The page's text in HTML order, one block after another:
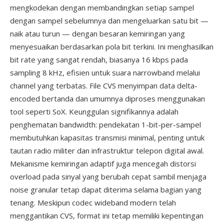
mengkodekan dengan membandingkan setiap sampel
dengan sampel sebelumnya dan mengeluarkan satu bit —
naik atau turun — dengan besaran kemiringan yang
menyesuaikan berdasarkan pola bit terkini. Ini menghasilkan
bit rate yang sangat rendah, biasanya 16 kbps pada
sampling 8 kHz, efisien untuk suara narrowband melalui
channel yang terbatas. File CVS menyimpan data delta-
encoded bertanda dan umumnya diproses menggunakan
tool seperti SoX. Keunggulan signifikannya adalah
penghematan bandwidth: pendekatan 1-bit-per-sampel
membutuhkan kapasitas transmisi minimal, penting untuk
tautan radio militer dan infrastruktur telepon digital awal.
Mekanisme kemiringan adaptif juga mencegah distorsi
overload pada sinyal yang berubah cepat sambil menjaga
noise granular tetap dapat diterima selama bagian yang
tenang. Meskipun codec wideband modern telah
menggantikan CVS, format ini tetap memiliki kepentingan